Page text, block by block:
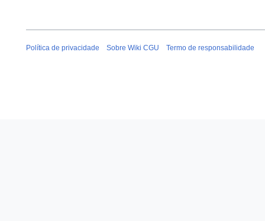
Política de privacidade Sobre Wiki CGU Termo de responsabilidade